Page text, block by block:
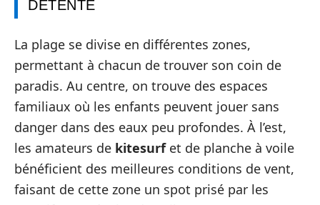
DÉTENTE
La plage se divise en différentes zones,
permettant à chacun de trouver son coin de
paradis. Au centre, on trouve des espaces
familiaux où les enfants peuvent jouer sans
danger dans des eaux peu profondes. À l’est,
les amateurs de kitesurfet de planche à voile
bénéficient des meilleures conditions de vent,
faisant de cette zone un spot prisé par les